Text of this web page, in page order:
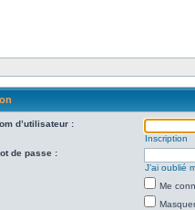
d’utilisateur :
Inscription
de passe :
J’ai oublié
Me